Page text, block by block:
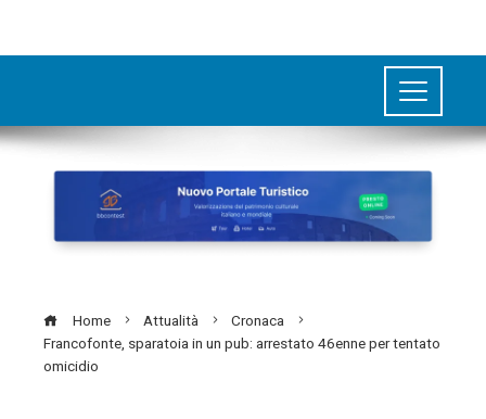
Home Attualità
Cronaca
Francofonte, sparatoia in un pub: arrestato 46enne per tentato
omicidio